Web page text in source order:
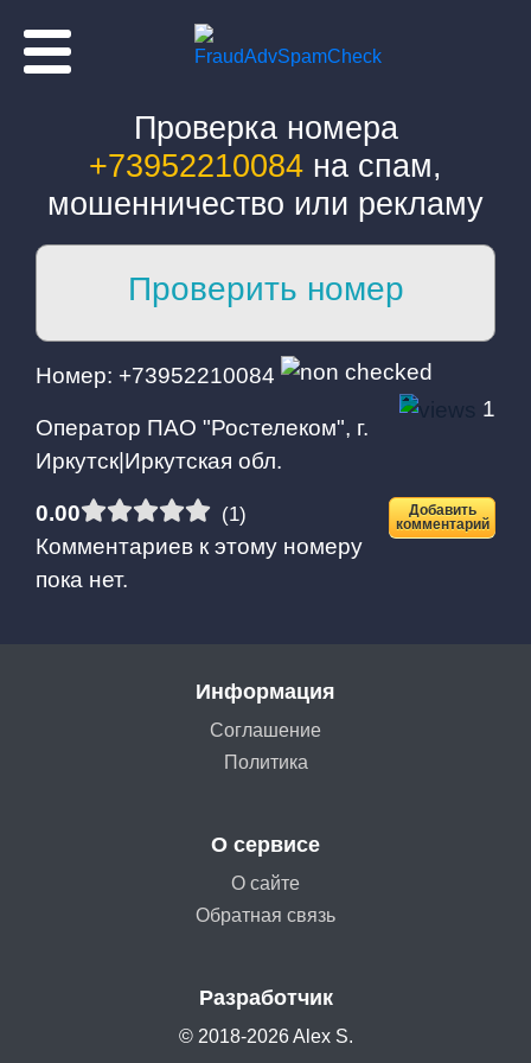
Проверка номера
+73952210084 на спам,
мошенничество или рекламу
Проверить номер
Номер: +73952210084
1
Оператор ПАО "Ростелеком", г.
Иркутск|Иркутская обл.
0.00 (1)
Добавить
комментарий
Комментариев к этому номеру
пока нет.
Информация
Соглашение
Политика
О сервисе
О сайте
Обратная связь
Разработчик
© 2018-2026 Alex S.